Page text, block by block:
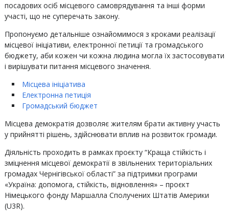
посадових осіб місцевого самоврядування та інші форми
участі, що не суперечать закону.
Пропонуємо детальніше ознайомимося з кроками реалізації
місцевої ініціативи, електронної петиції та громадського
бюджету, аби кожен чи кожна людина могла їх застосовувати
і вирішувати питання місцевого значення.
Місцева ініціатива
Електронна петиція
Громадський бюджет
Місцева демократія дозволяє жителям брати активну участь
у прийнятті рішень, здійснювати вплив на розвиток громади.
Діяльність проходить в рамках проєкту “Краща стійкість і
зміцнення місцевої демократії в звільнених територіальних
громадах Чернігівської області” за підтримки програми
«Україна: допомога, стійкість, відновлення» – проєкт
Німецького фонду Маршалла Сполучених Штатів Америки
(U3R).